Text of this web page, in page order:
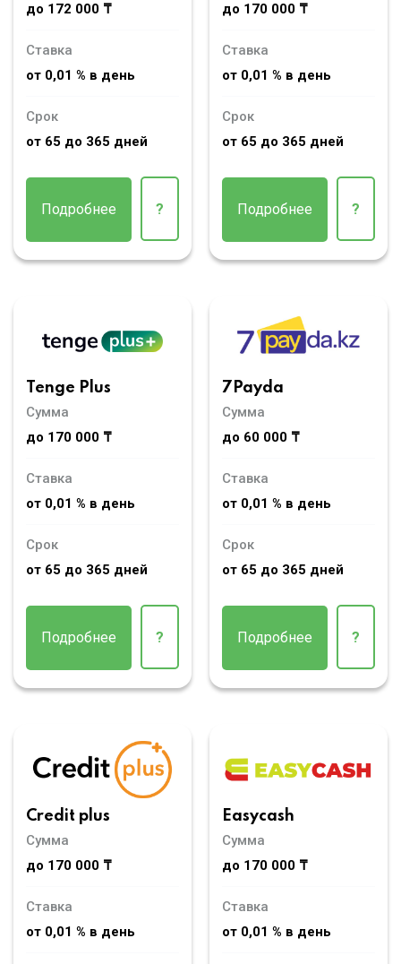
до 172 000 ₸
Ставка
от 0,01 % в день
Срок
от 65 до 365 дней
Подробнее ?
до 170 000 ₸
Ставка
от 0,01 % в день
Срок
от 65 до 365 дней
Подробнее ?
Tenge Plus
Сумма
до 170 000 ₸
Ставка
от 0,01 % в день
Срок
от 65 до 365 дней
Подробнее ?
7Payda
Сумма
до 60 000 ₸
Ставка
от 0,01 % в день
Срок
от 65 до 365 дней
Подробнее ?
Credit plus
Сумма
до 170 000 ₸
Ставка
от 0,01 % в день
Easycash
Сумма
до 170 000 ₸
Ставка
от 0,01 % в день